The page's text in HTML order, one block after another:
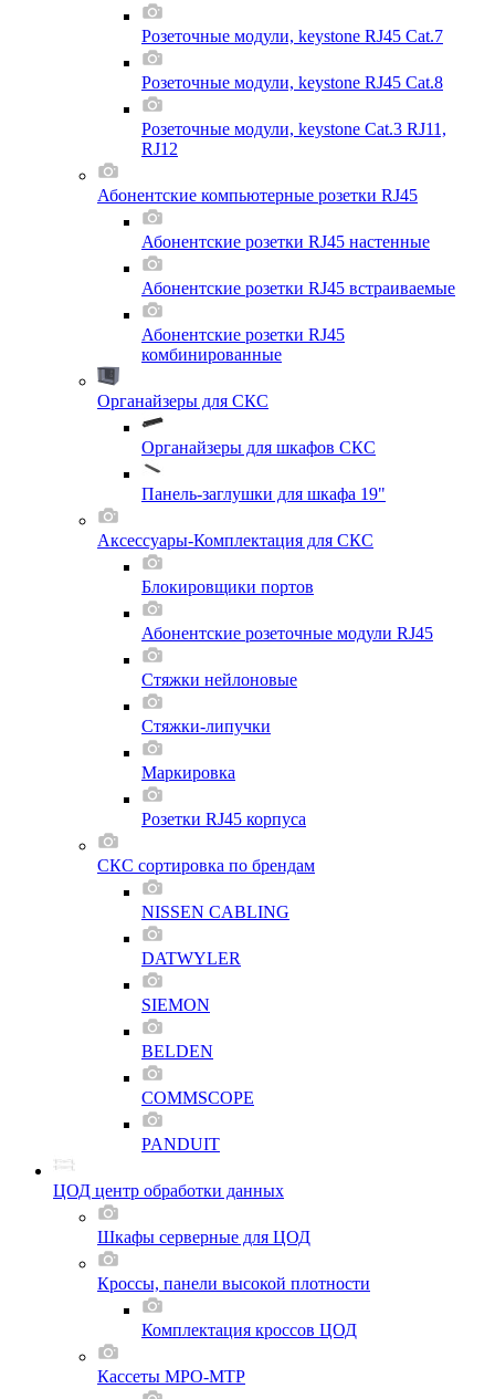
Розеточные модули, keystone RJ45 Cat.7
Розеточные модули, keystone RJ45 Cat.8
Розеточные модули, keystone Cat.3 RJ11,
RJ12
Абонентские компьютерные розетки RJ45
Абонентские розетки RJ45 настенные
Абонентские розетки RJ45 встраиваемые
Абонентские розетки RJ45
комбинированные
Органайзеры для СКС
Органайзеры для шкафов СКС
Панель-заглушки для шкафа 19"
Аксессуары-Комплектация для СКС
Блокировщики портов
Абонентские розеточные модули RJ45
Стяжки нейлоновые
Стяжки-липучки
Маркировка
Розетки RJ45 корпуса
СКС сортировка по брендам
NISSEN CABLING
DATWYLER
SIEMON
BELDEN
COMMSCOPE
PANDUIT
ЦОД центр обработки данных
Шкафы серверные для ЦОД
Кроссы, панели высокой плотности
Комплектация кроссов ЦОД
Кассеты MPO-MTP